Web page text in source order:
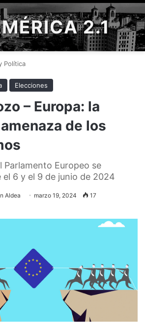
2.1
Política
Elecciones
– Europa: la
de los
Parlamento Europeo se
6 y el 9 de junio de 2024
Aldea marzo 19, 2024 17